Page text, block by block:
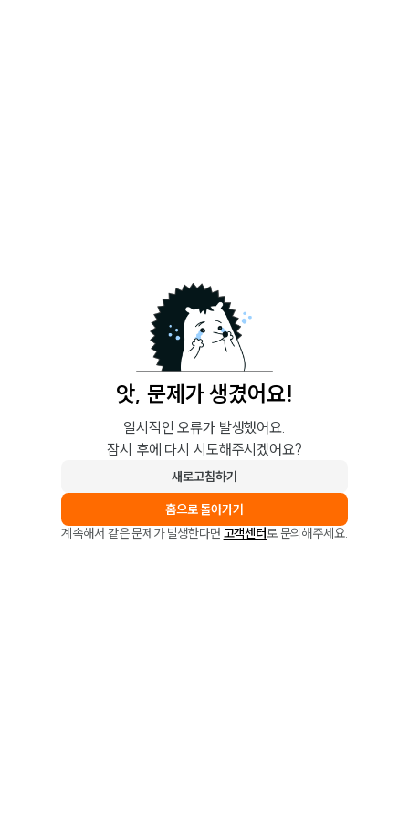
앗, 문제가 생겼어요!
일시적인 오류가 발생했어요.
잠시 후에 다시 시도해주시겠어요?
새로고침하기
홈으로 돌아가기
계속해서 같은 문제가 발생한다면 고객센터로 문의해주세요.